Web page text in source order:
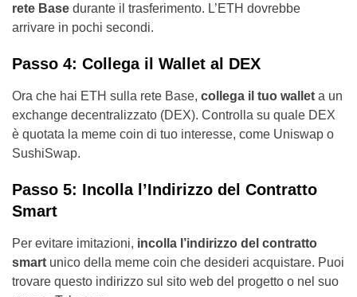
rete Base durante il trasferimento. L’ETH dovrebbe
arrivare in pochi secondi.
Passo 4: Collega il Wallet al DEX
Ora che hai ETH sulla rete Base, collega il tuo wallet a un
exchange decentralizzato (DEX). Controlla su quale DEX
è quotata la meme coin di tuo interesse, come Uniswap o
SushiSwap.
Passo 5: Incolla l’Indirizzo del Contratto
Smart
Per evitare imitazioni, incolla l’indirizzo del contratto
smart unico della meme coin che desideri acquistare. Puoi
trovare questo indirizzo sul sito web del progetto o nel suo